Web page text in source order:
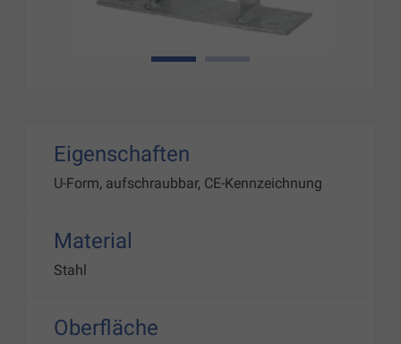
1
Eigenschaften
U-Form, aufschraubbar, CE-Kennzeichnung
Material
Stahl
Oberfläche